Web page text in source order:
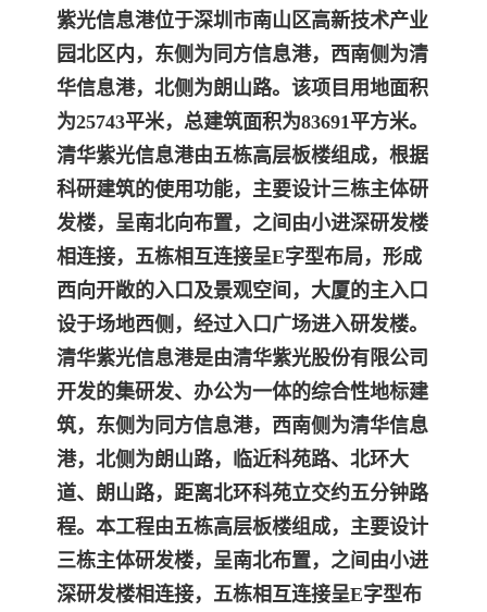
紫光信息港位于深圳市南山区高新技术产业
园北区内，东侧为同方信息港，西南侧为清
华信息港，北侧为朗山路。该项目用地面积
为25743平米，总建筑面积为83691平方米。
清华紫光信息港由五栋高层板楼组成，根据
科研建筑的使用功能，主要设计三栋主体研
发楼，呈南北向布置，之间由小进深研发楼
相连接，五栋相互连接呈E字型布局，形成
西向开敞的入口及景观空间，大厦的主入口
设于场地西侧，经过入口广场进入研发楼。
清华紫光信息港是由清华紫光股份有限公司
开发的集研发、办公为一体的综合性地标建
筑，东侧为同方信息港，西南侧为清华信息
港，北侧为朗山路，临近科苑路、北环大
道、朗山路，距离北环科苑立交约五分钟路
程。本工程由五栋高层板楼组成，主要设计
三栋主体研发楼，呈南北布置，之间由小进
深研发楼相连接，五栋相互连接呈E字型布